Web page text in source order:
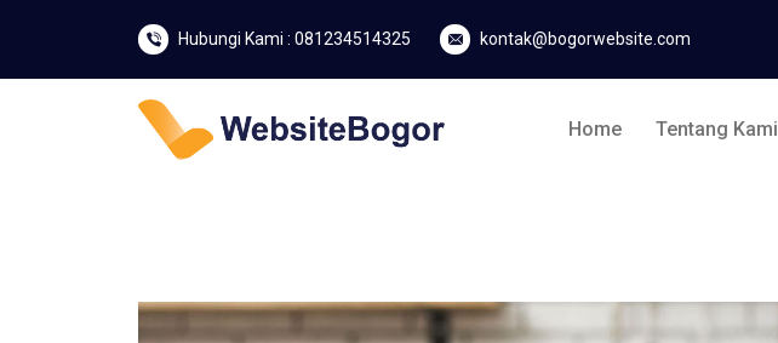
Hubungi Kami : 081234514325 kontak@bogorwebsite.com
Home Tentang Kami